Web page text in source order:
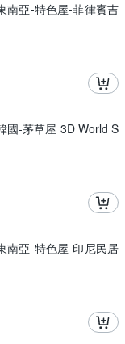
南亞-特色屋-菲律賓吉
國-茅草屋 3D World S
南亞-特色屋-印尼民居